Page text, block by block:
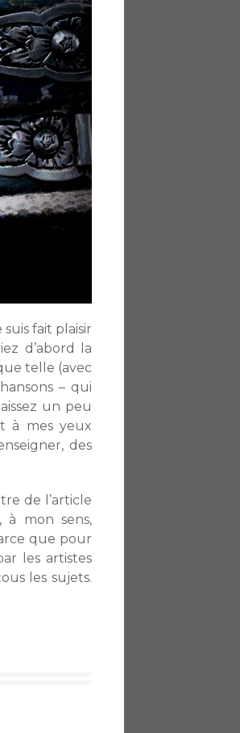
fait plaisir
d’abord la
telle (avec
– qui
un peu
à mes yeux
des
de l’article
à mon sens,
que pour
les artistes
les sujets.